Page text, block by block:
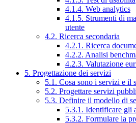
4.1.4. Web analytics
4.1.5. Strumenti di
utente
4.2. Ricerca secondaria
4.2.1. Ricerca
4.2.2. Analisi
4.2.3. Valutazione
5. Progettazione dei servizi
5.1. Cosa sono i servizi e il
5.2. Progettare servizi
5.3. Definire il modello di
5.3.1. Identificare gli
5.3.2. Formulare la